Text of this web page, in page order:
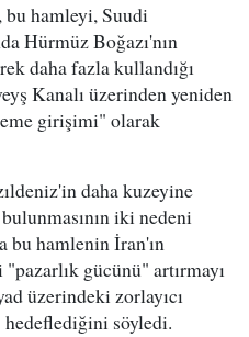
hamleyi, Suudi
Hürmüz Boğazı'nın
daha fazla kullandığı
Kanalı üzerinden yeniden
girişimi" olarak
daha kuzeyine
iki nedeni
bu hamlenin İran'ın
gücünü" artırmayı
üzerindeki zorlayıcı
hedeflediğini söyledi.